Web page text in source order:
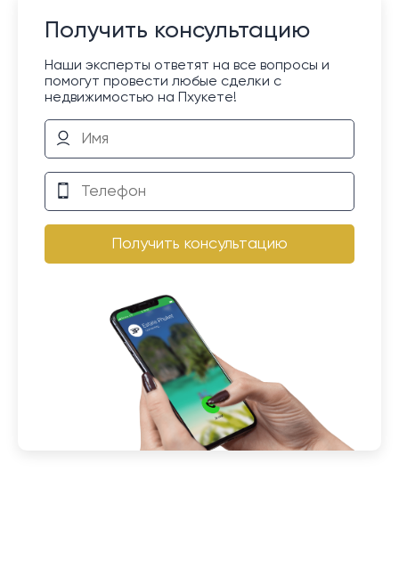
Получить консультацию
Наши эксперты ответят на все вопросы и
помогут провести любые сделки с
недвижимостью на Пхукете!
Получить консультацию